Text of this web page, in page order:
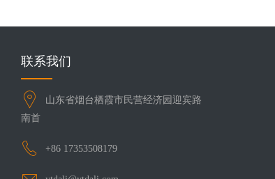
联系我们
山东省烟台栖霞市民营经济园迎宾路
南首
+86 17353508179